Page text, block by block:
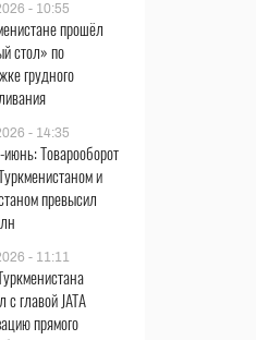
- 10:55
прошёл
стол» по
грудного
- 14:35
Товарооборот
и
превысил
- 11:11
с главой JATA
прямого